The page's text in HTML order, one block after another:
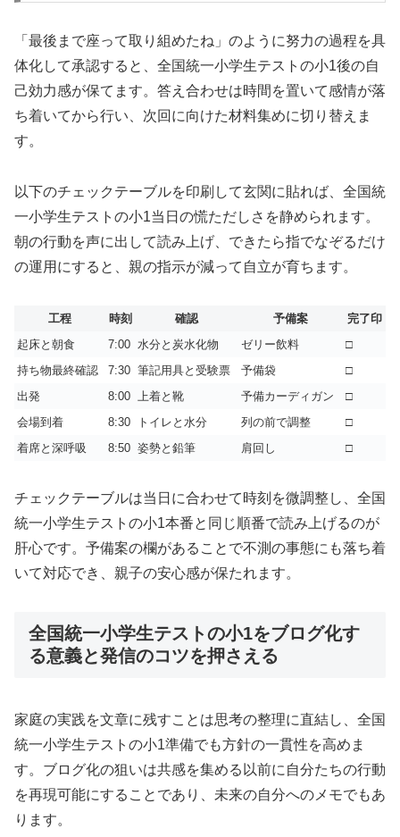
「最後まで座って取り組めたね」のように努力の過程を具
体化して承認すると、全国統一小学生テストの小1後の自
己効力感が保てます。答え合わせは時間を置いて感情が落
ち着いてから行い、次回に向けた材料集めに切り替えま
す。
以下のチェックテーブルを印刷して玄関に貼れば、全国統
一小学生テストの小1当日の慌ただしさを静められます。
朝の行動を声に出して読み上げ、できたら指でなぞるだけ
の運用にすると、親の指示が減って自立が育ちます。
工程 時刻 確認 予備案
完了印
起床と朝食
7:00 水分と炭水化物 ゼリー飲料
□
持ち物最終確認
7:30 筆記用具と受験票 予備袋
□
出発
8:00 上着と靴 予備カーディガン
□
会場到着
8:30 トイレと水分 列の前で調整
□
着席と深呼吸
8:50 姿勢と鉛筆 肩回し □
チェックテーブルは当日に合わせて時刻を微調整し、全国
統一小学生テストの小1本番と同じ順番で読み上げるのが
肝心です。予備案の欄があることで不測の事態にも落ち着
いて対応でき、親子の安心感が保たれます。
全国統一小学生テストの小1をブログ化す
る意義と発信のコツを押さえる
家庭の実践を文章に残すことは思考の整理に直結し、全国
統一小学生テストの小1準備でも方針の一貫性を高めま
す。ブログ化の狙いは共感を集める以前に自分たちの行動
を再現可能にすることであり、未来の自分へのメモでもあ
ります。